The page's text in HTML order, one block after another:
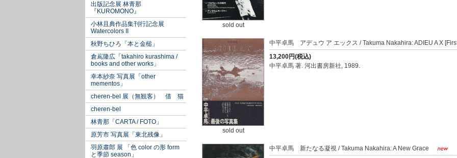
出版記念展 林青那
『KUROMONO』
小林且典作品集刊行記念展
Watercolors II
秋野ちひろ「本と金槌」
倉嶌隆広「takahiro kurashima /
books and other works」
幸本紗奈 写真展「other
mementos」
cheren-bel 展（無観客） 借 猫
cheren-bel
林青那「CARTA / FOTO」
原芳市 写真展「東北残像」
羽原肅郎 展 「色 color の形 form
と季節 season」
sold out
sold out
中平卓馬 アデュウ ア エックス / Takuma Nakahira: ADIEU A X
13,200円(税込)
中平卓馬 著. 河出書房新社, 1989.
中平卓馬 新たなる凝視 / Takuma Nakahira: A New Grace